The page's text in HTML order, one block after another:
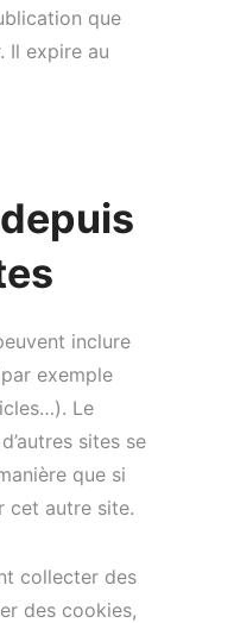
que
Il expire au
inclure
exemple
Le
sites se
que si
cet autre site.
collecter des
des cookies,